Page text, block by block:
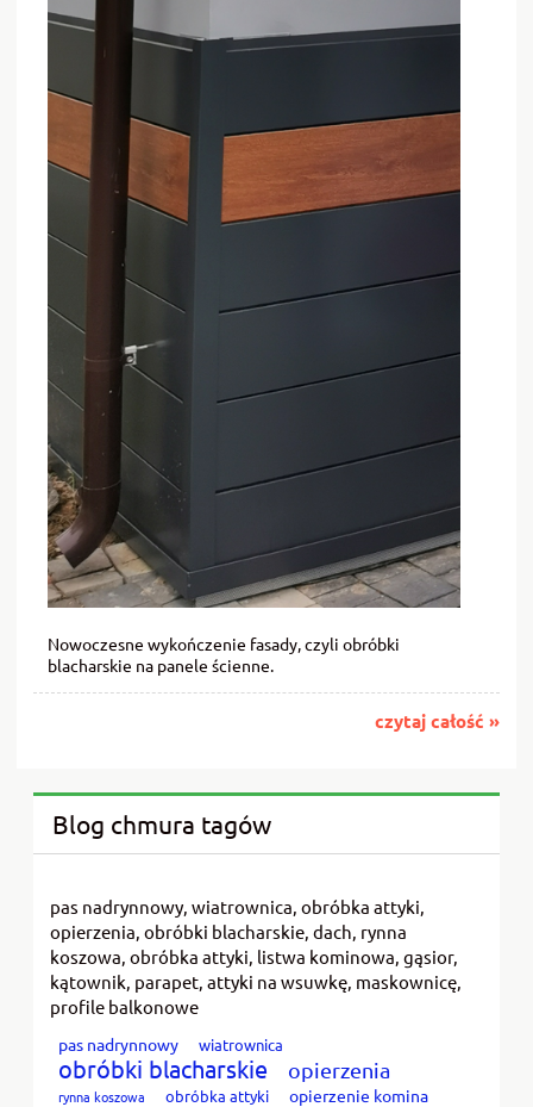
Nowoczesne wykończenie fasady, czyli obróbki
blacharskie na panele ścienne.
czytaj całość »
Blog chmura tagów
pas nadrynnowy, wiatrownica, obróbka attyki,
opierzenia, obróbki blacharskie, dach, rynna
koszowa, obróbka attyki, listwa kominowa, gąsior,
kątownik, parapet, attyki na wsuwkę, maskownicę,
profile balkonowe
pas nadrynnowy wiatrownica
obróbki blacharskie opierzenia
rynna koszowa obróbka attyki opierzenie komina